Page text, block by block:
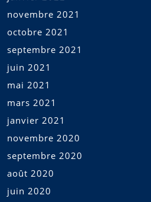
novembre 2021
octobre 2021
septembre 2021
juin 2021
mai 2021
mars 2021
janvier 2021
novembre 2020
septembre 2020
août 2020
juin 2020